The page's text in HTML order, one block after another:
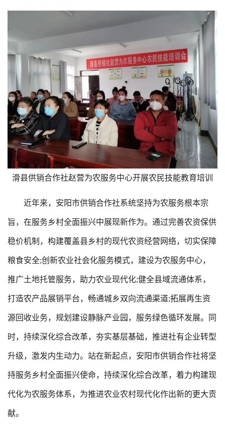
滑县供销合作社赵营为农服务中心开展农民技能教育培训
近年来，安阳市供销合作社系统坚持为农服务根本宗
旨，在服务乡村全面振兴中展现新作为。通过完善农资保供
稳价机制，构建覆盖县乡村的现代农资经营网络，切实保障
粮食安全;创新农业社会化服务模式，建设为农服务中心，
推广土地托管服务，助力农业现代化;健全县域流通体系，
打造农产品展销平台，畅通城乡双向流通渠道;拓展再生资
源回收业务，规划建设静脉产业园，服务绿色循环发展。同
时，持续深化综合改革，夯实基层基础，推进社有企业转型
升级，激发内生动力。站在新起点，安阳市供销合作社将坚
持服务乡村全面振兴使命，持续深化综合改革，着力构建现
代化为农服务体系，为推进农业农村现代化作出新的更大贡
献。